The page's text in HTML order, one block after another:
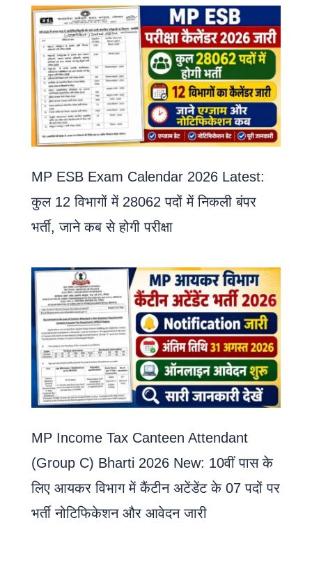
MP ESB Exam Calendar 2026 Latest:
कुल 12 विभागों में 28062 पदों में निकली बंपर
भर्ती, जाने कब से होगी परीक्षा
MP Income Tax Canteen Attendant
(Group C) Bharti 2026 New: 10वीं पास के
लिए आयकर विभाग में कैंटीन अटेंडेंट के 07 पदों पर
भर्ती नोटिफिकेशन और आवेदन जारी